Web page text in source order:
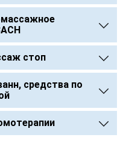
стоп
средства по